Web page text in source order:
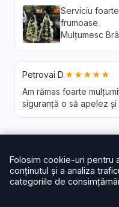
Serviciu
frumoase.
Mulțumesc
Petrovai D.★★★★★
Am rămas foarte
siguranță o să apelez
Livrare Flori
Frecvente
Folosim cookie-uri pentru
conținutul și a analiza
categoriile de